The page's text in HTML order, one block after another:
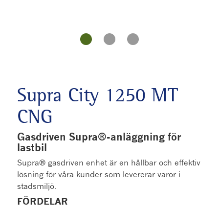
Supra City 1250 MT
CNG
Gasdriven Supra®-anläggning för
lastbil
Supra® gasdriven enhet är en hållbar och effektiv
lösning för våra kunder som levererar varor i
stadsmiljö.
FÖRDELAR